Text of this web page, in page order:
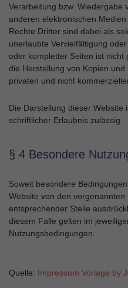
Verarbeitung bzw. Wiedergabe
anderen elektronischen
Rechte Dritter sind dabei als
unerlaubte Vervielfältigung
oder kompletter Seiten ist nicht
die Herstellung von Kopien und
privaten und nicht
Die Darstellung dieser
schriftlicher Erlaubnis zulässig.
§ 4 Besondere
Soweit besondere
Website von den
entsprechender Stelle
diesem Falle gelten im
Nutzungsbedingungen.
Quelle: Impressum Vorlage by